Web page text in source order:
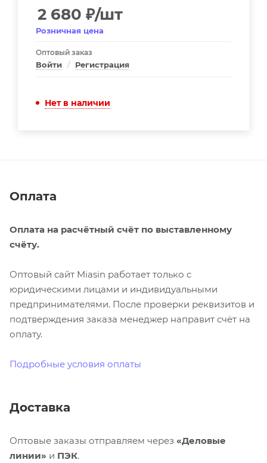
2 680 ₽/шт
Розничная цена
Оптовый заказ
Войти / Регистрация
Нет в наличии
Оплата
Оплата на расчётный счёт по выставленному
счёту.
Оптовый сайт Miasin работает только с
юридическими лицами и индивидуальными
предпринимателями. После проверки реквизитов и
подтверждения заказа менеджер направит счёт на
оплату.
Подробные условия оплаты
Доставка
Оптовые заказы отправляем через «Деловые
линии» и ПЭК.